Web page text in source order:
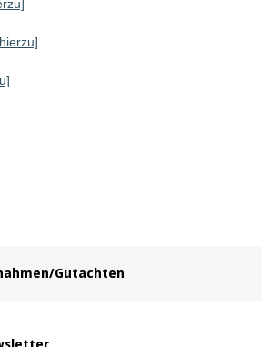
Gutachten